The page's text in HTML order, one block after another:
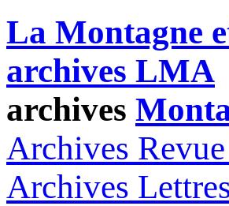
La Montagne
archives LMA
archives
Archives
Archives